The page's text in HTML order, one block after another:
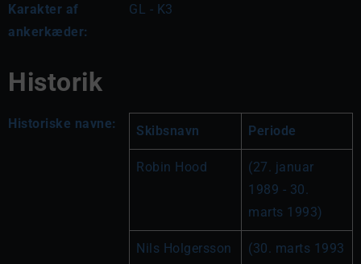
Karakter af
ankerkæder:
GL - K3
Historik
Historiske navne: Skibsnavn Periode
Robin Hood
(27. januar
1989 - 30.
marts 1993)
Nils Holgersson
(30. marts 1993